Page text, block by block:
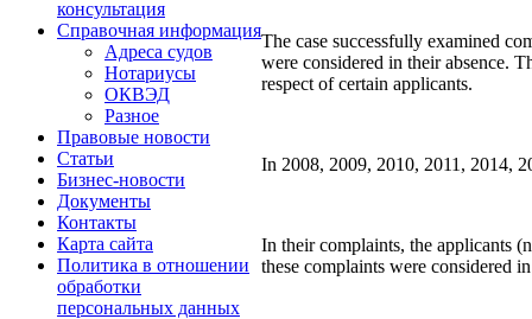
консультация
Справочная информация
Адреса судов
Нотариусы
ОКВЭД
Разное
Правовые новости
Статьи
Бизнес-новости
Документы
Контакты
Карта сайта
Политика в отношении
обработки
персональных данных
The case successfully examined
were considered in their absence.
respect of certain applicants.
In 2008, 2009, 2010, 2011, 2014,
In their complaints, the applicants
these complaints were considered